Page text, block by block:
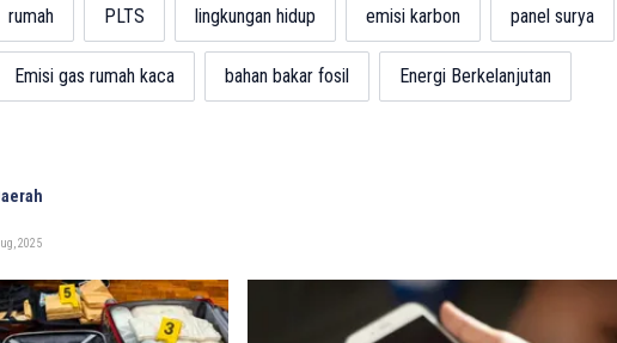
rumah PLTS lingkungan hidup emisi karbon panel surya
Emisi gas rumah kaca bahan bakar fosil Energi Berkelanjutan
2025